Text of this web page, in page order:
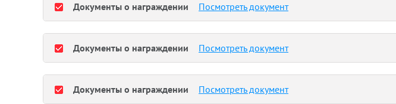
Документы о награждении Посмотреть документ
Документы о награждении Посмотреть документ
Документы о награждении Посмотреть документ